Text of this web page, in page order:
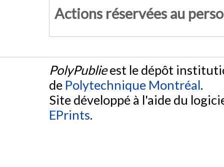
Actions réservées au
PolyPublieest le dépôt
de Polytechnique Montréal.
Site développé à l'aide du
EPrints.